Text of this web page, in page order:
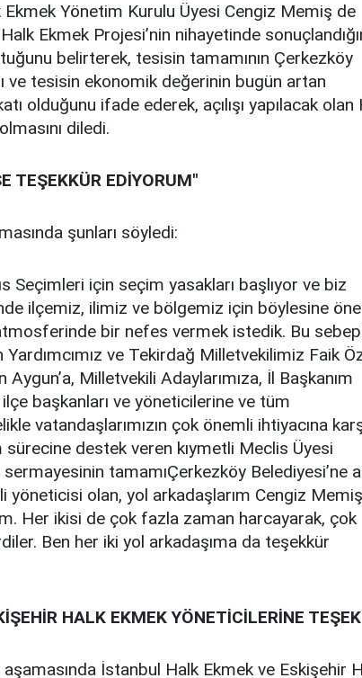
Yönetim Kurulu Üyesi Cengiz Memiş de
Ekmek Projesi’nin nihayetinde
belirterek, tesisin tamamının Çerkezköy
ve tesisin ekonomik değerinin bugün artan
olduğunu ifade ederek, açılışı yapılacak olan
diledi.
TEŞEKKÜR EDİYORUM"
şunları söyledi:
Seçimleri için seçim yasakları başlıyor ve biz
ilçemiz, ilimiz ve bölgemiz için böylesine
atmosferinde bir nefes vermek istedik. Bu
ve Tekirdağ Milletvekilimiz Faik
Milletvekili Adaylarımıza, İl Başkanım
başkanları ve yöneticilerine ve tüm
vatandaşlarımızın çok önemli ihtiyacına
destek veren kıymetli Meclis Üyesi
tamamıÇerkezköy Belediyesi’ne
yöneticisi olan, yol arkadaşlarım Cengiz
Her ikisi de çok fazla zaman harcayarak, çok
Ben her iki yol arkadaşıma da teşekkür
HALK EKMEK YÖNETİCİLERİNE
İstanbul Halk Ekmek ve Eskişehir